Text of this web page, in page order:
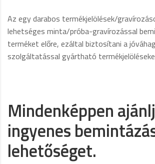
Az egy darabos termékjelölések/
lehetséges minta/próba-gravírozással
terméket előre, ezáltal biztosítani a
szolgáltatással gyártható
Mindenképpen
ingyenes
lehetőséget.